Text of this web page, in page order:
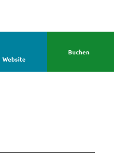
Website
Buchen